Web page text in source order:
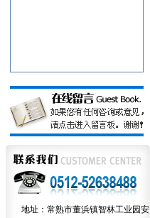
地址：常熟市董浜镇智林工业园安